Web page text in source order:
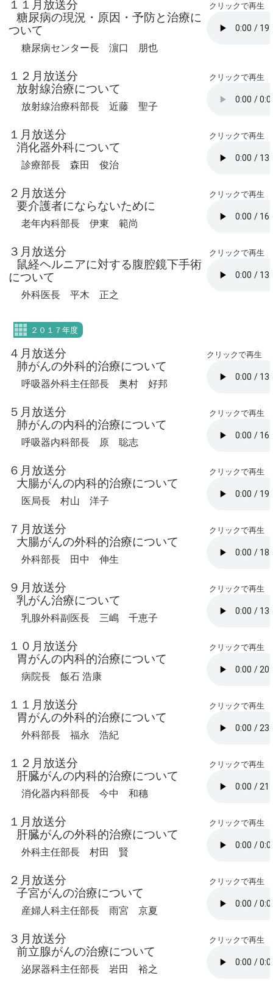
１１月放送分
糖尿病の現況・原因・予防と治療に
ついて
糖尿病センター長 濵口 朋也
クリックで再生
１２月放送分
放射線治療について
放射線治療科部長 近藤 聖子
クリックで再生
１月放送分
消化器外科について
診療部長 森田 俊治
クリックで再生
２月放送分
要介護者にならないために
老年内科部長 伊東 範尚
クリックで再生
３月放送分
鼠経ヘルニアに対する腹腔鏡下手術
について
外科医長 平木 正之
クリックで再生
２０１７年度
４月放送分
肺がんの外科的治療について
呼吸器外科主任部長 奥村 好邦
クリックで再生
５月放送分
肺がんの内科的治療について
呼吸器内科部長 原 聡志
クリックで再生
６月放送分
大腸がんの内科的治療について
医局長 村山 洋子
クリックで再生
７月放送分
大腸がんの外科的治療について
外科部長 田中 伸生
クリックで再生
９月放送分
乳がん治療について
乳腺外科副医長 三嶋 千恵子
クリックで再生
１０月放送分
胃がんの内科的治療について
病院長 飯石 浩康
クリックで再生
１１月放送分
胃がんの外科的治療について
外科部長 福永 浩紀
クリックで再生
１２月放送分
肝臓がんの内科的治療について
消化器内科部長 今中 和穗
クリックで再生
１月放送分
肝臓がんの外科的治療について
外科主任部長 村田 賢
クリックで再生
２月放送分
子宮がんの治療について
産婦人科主任部長 雨宮 京夏
クリックで再生
３月放送分
前立腺がんの治療について
泌尿器科主任部長 岩田 裕之
クリックで再生